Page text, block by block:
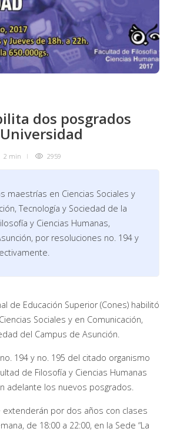
dos posgrados
2 min 2959
maestrías en Ciencias Sociales y
Tecnología y Sociedad de la
y Ciencias Humanas,
por resoluciones no. 194 y
de Educación Superior (Cones) habilitó
Sociales y en Comunicación,
del Campus de Asunción.
194 y no. 195 del citado organismo
de Filosofía y Ciencias Humanas
adelante los nuevos posgrados.
por dos años con clases
de 18:00 a 22:00, en la Sede “La